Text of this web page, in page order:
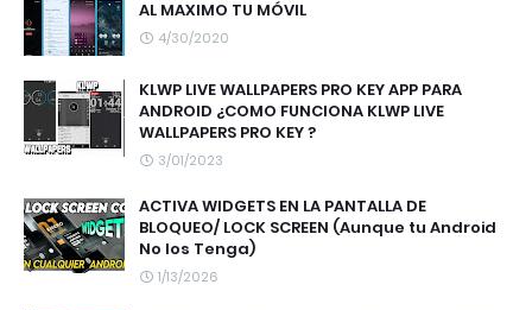
AL MAXIMO TU MÓVIL
4/30/2020
KLWP LIVE WALLPAPERS PRO KEY APP PARA
ANDROID ¿COMO FUNCIONA KLWP LIVE
WALLPAPERS PRO KEY ?
3/01/2023
ACTIVA WIDGETS EN LA PANTALLA DE
BLOQUEO/ LOCK SCREEN (Aunque tu Android
No los Tenga)
1/13/2026